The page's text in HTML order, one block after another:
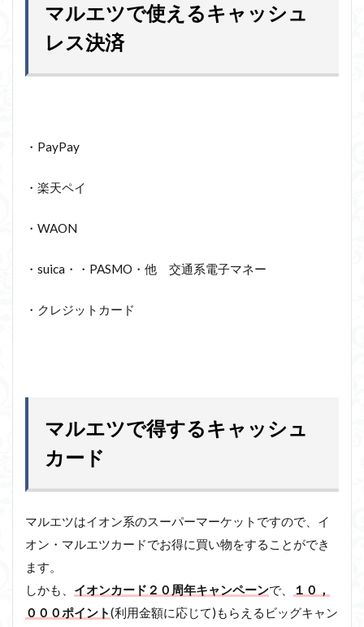
マルエツで使えるキャッシュ
レス決済
・PayPay
・楽天ペイ
・WAON
・suica・・PASMO・他 交通系電子マネー
・クレジットカード
マルエツで得するキャッシュ
カード
マルエツはイオン系のスーパーマーケットですので、イ
オン・マルエツカードでお得に買い物をすることができ
ます。
しかも、 イオンカード２０周年キャンペーンで、
１０，
０００ポイント(利用金額に応じて)もらえるビッグキャン